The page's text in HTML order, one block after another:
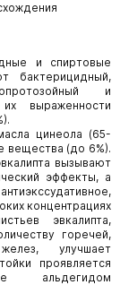
и спиртовые
бактерицидный,
и
выраженности
цинеола (65-
вещества (до 6%).
вызывают
эффекты, а
концентрациях
эвкалипта,
горечей,
улучшает
проявляется
альдегидом